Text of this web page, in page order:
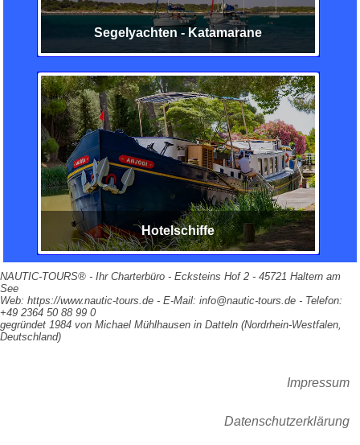
Segelyachten - Katamarane
Hotelschiffe
NAUTIC-TOURS® - Ihr Charterbüro - Ecksteins Hof 2 - 45721 Haltern am
See
Web: https://www.nautic-tours.de - E-Mail: info@nautic-tours.de - Telefon:
+49 2364 50 88 99 0
gegründet 1984 von Michael Mühlhausen in Datteln (Nordrhein-Westfalen,
Deutschland)
Impressum
Datenschutzerklärung